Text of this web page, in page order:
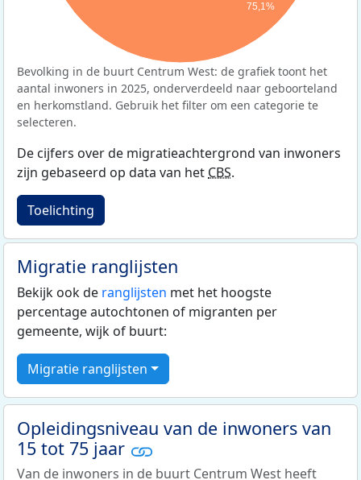
75,1%
Bevolking in de buurt Centrum West: de grafiek toont het
aantal inwoners in 2025, onderverdeeld naar geboorteland
en herkomstland. Gebruik het filter om een categorie te
selecteren.
De cijfers over de migratieachtergrond van inwoners
zijn gebaseerd op data van het CBS.
Toelichting
Migratie ranglijsten
Bekijk ook de ranglijsten met het hoogste
percentage autochtonen of migranten per
gemeente, wijk of buurt:
Migratie ranglijsten
Opleidingsniveau van de inwoners van
15 tot 75 jaar
Van de inwoners in de buurt Centrum West heeft